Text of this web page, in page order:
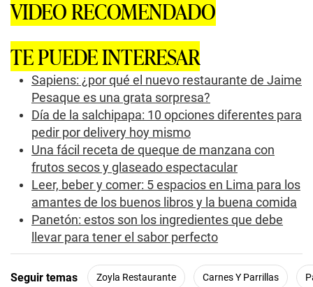
VIDEO RECOMENDADO
TE PUEDE INTERESAR
Sapiens: ¿por qué el nuevo restaurante de Jaime
Pesaque es una grata sorpresa?
Día de la salchipapa: 10 opciones diferentes para
pedir por delivery hoy mismo
Una fácil receta de queque de manzana con
frutos secos y glaseado espectacular
Leer, beber y comer: 5 espacios en Lima para los
amantes de los buenos libros y la buena comida
Panetón: estos son los ingredientes que debe
llevar para tener el sabor perfecto
Seguir temas Zoyla Restaurante Carnes Y Parrillas